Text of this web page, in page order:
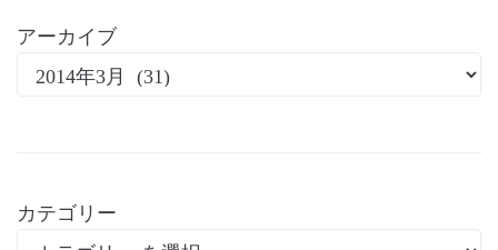
アーカイブ
カテゴリー